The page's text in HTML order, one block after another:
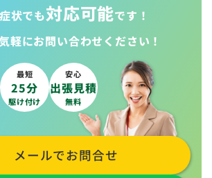
状でも対応可能です！
軽にお問い合わせください！
最短
25分
駆け付け
安心
出張見積
無料
メールでお問合せ